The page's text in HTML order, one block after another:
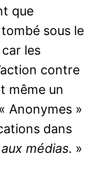
que
sous le
car les
contre
même un
Anonymes »
dans
médias. »